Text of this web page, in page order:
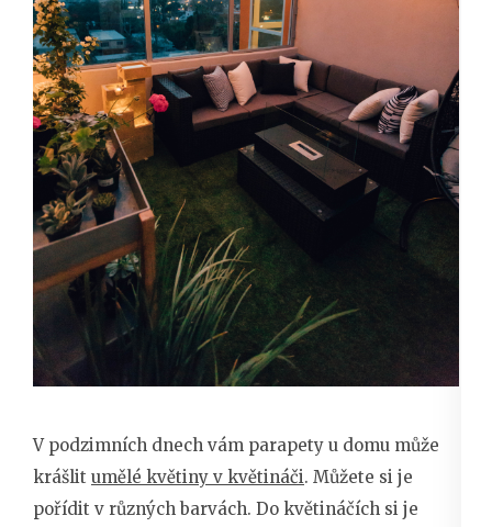
V podzimních dnech vám parapety u domu může
krášlit umělé květiny v květináči. Můžete si je
pořídit v různých barvách. Do květináčích si je